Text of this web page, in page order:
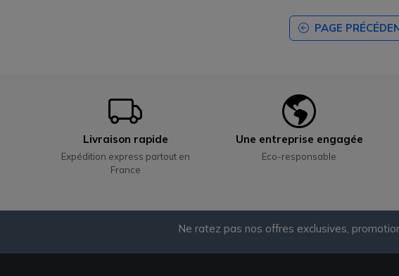
PAGE
Livraison rapide
Expédition express partout en
France
Une entreprise engagée
Eco-responsable
Ne ratez pas nos offres exclusives,